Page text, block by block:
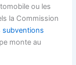
ou les
la Commission
subventions
monte au